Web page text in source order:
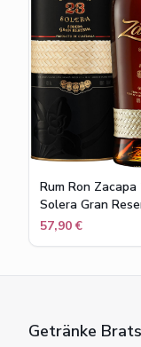
Rum Ron Zacapa
Solera Gran
Geschenkbox
57,90 €
Getränke